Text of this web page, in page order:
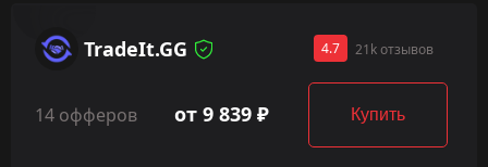
TradeIt.GG 4.7 21k отзывов
14 офферов от 9 839 ₽ Купить